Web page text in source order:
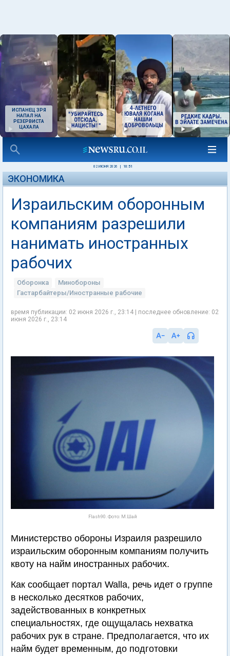
ИСПАНЕЦ ЗРЯ
НАПАЛ НА
РЕЗЕРВИСТА
ЦАХАЛА
02 ИЮНЯ 2026 10:51
ЭКОНОМИКА
Израильским оборонным
компаниям разрешили
нанимать иностранных
рабочих
Оборонка
Минобороны
Гастарбайтеры/Иностранные рабочие
время публикации: 02 июня 2026 г., 23:14 | последнее обновление: 02
июня 2026 г., 23:14
Flash90. Фото: М.Шай
Министерство обороны Израиля разрешило
израильским оборонным компаниям получить
квоту на найм иностранных рабочих.
Как сообщает портал Walla, речь идет о группе
в несколько десятков рабочих,
задействованных в конкретных
специальностях, где ощущалась нехватка
рабочих рук в стране. Предполагается, что их
найм будет временным, до подготовки